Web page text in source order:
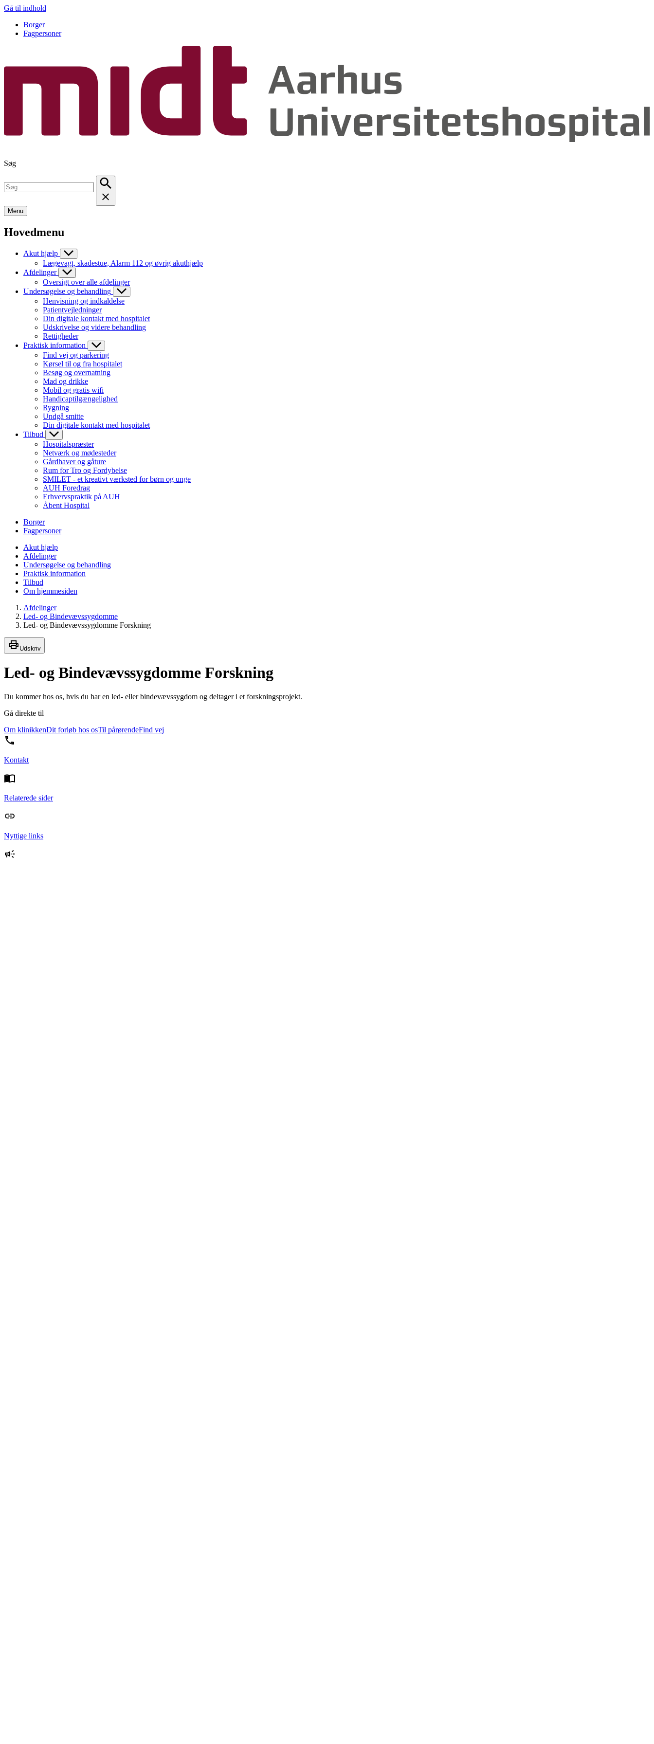
Gå til indhold
Borger
Fagpersoner
Søg
Menu
Hovedmenu
Akut hjælp
Lægevagt, skadestue, Alarm 112 og øvrig akuthjælp
Afdelinger
Oversigt over alle afdelinger
Undersøgelse og behandling
Henvisning og indkaldelse
Patientvejledninger
Din digitale kontakt med hospitalet
Udskrivelse og videre behandling
Rettigheder
Praktisk information
Find vej og parkering
Kørsel til og fra hospitalet
Besøg og overnatning
Mad og drikke
Mobil og gratis wifi
Handicaptilgængelighed
Rygning
Undgå smitte
Din digitale kontakt med hospitalet
Tilbud
Hospitalspræster
Netværk og mødesteder
Gårdhaver og gåture
Rum for Tro og Fordybelse
SMILET - et kreativt værksted for børn og unge
AUH Foredrag
Erhvervspraktik på AUH
Åbent Hospital
Borger
Fagpersoner
Akut hjælp
Afdelinger
Undersøgelse og behandling
Praktisk information
Tilbud
Om hjemmesiden
Afdelinger
Led- og Bindevævssygdomme
Led- og Bindevævssygdomme Forskning
Udskriv
Led- og Bindevævssygdomme Forskning
Du kommer hos os, hvis du har en led- eller bindevævssygdom og deltager i et forskningsprojekt.
Gå direkte til
Om klinikkenDit forløb hos osTil pårørendeFind vej
Kontakt
Relaterede sider
Nyttige links